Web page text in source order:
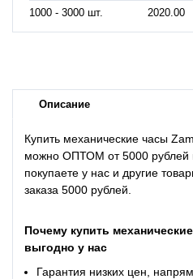
1000 - 3000 шт.
2020.00
Описание
Купить механические часы
можно ОПТОМ от 5000
покупаете у нас и другие
заказа
Почему купить
выгодно у нас
Гарантия низких цен,